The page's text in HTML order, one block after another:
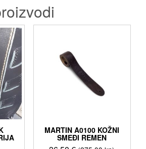
MARTIN A0100 KOŽNI
SMEĐI REMEN